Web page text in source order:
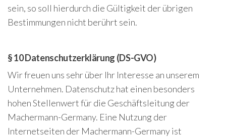
sein, so soll hierdurch die Gültigkeit der übrigen
Bestimmungen nicht berührt sein.
§ 10 Datenschutzerklärung (DS-GVO)
Wir freuen uns sehr über Ihr Interesse an unserem
Unternehmen. Datenschutz hat einen besonders
hohen Stellenwert für die Geschäftsleitung der
Machermann-Germany. Eine Nutzung der
Internetseiten der Machermann-Germany ist